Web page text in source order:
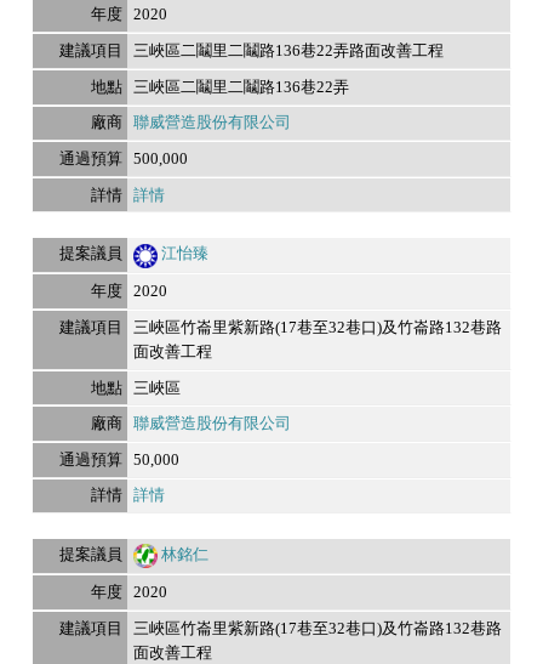
2020
三峽區二鬮里二鬮路136巷22弄路面改善工程
三峽區二鬮里二鬮路136巷22弄
聯威營造股份有限公司
500,000
詳情
江怡臻
2020
三峽區竹崙里紫新路(17巷至32巷口)及竹崙路132巷路
面改善工程
三峽區
聯威營造股份有限公司
50,000
詳情
林銘仁
2020
三峽區竹崙里紫新路(17巷至32巷口)及竹崙路132巷路
面改善工程